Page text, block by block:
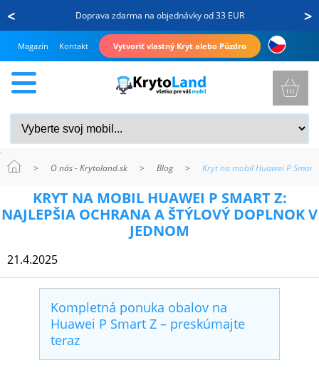
< >
Doprava zdarma na objednávky od 33 EUR
Magazín Kontakt Vytvoriť vlastný Kryt alebo Púzdro
PUZDRÁ
MOBIL
KRYT NA MOBIL HUAWEI P SMART Z:
NAJLEPŠIA OCHRANA A ŠTÝLOVÝ DOPLNOK V
JEDNOM
21.4.2025
Kompletná ponuka obalov na
Huawei P Smart Z – preskúmajte
teraz
> O nás - Krytoland.sk > Blog > Kryt na mobil Huawei P